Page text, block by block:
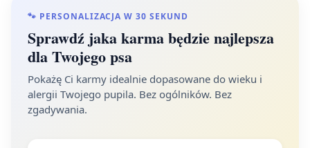
🐾 PERSONALIZACJA W 30 SEKUND
Sprawdź jaka karma będzie najlepsza
dla Twojego psa
Pokażę Ci karmy idealnie dopasowane do wieku i
alergii Twojego pupila. Bez ogólników. Bez
zgadywania.